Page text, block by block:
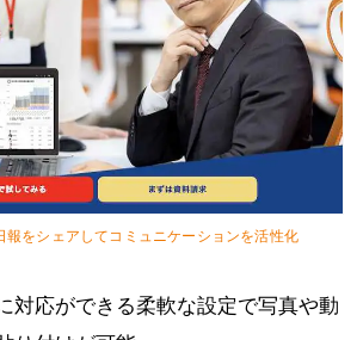
報をシェアしてコミュニケーションを活性化
対応ができる柔軟な設定で写真や動